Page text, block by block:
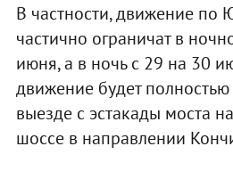
В частности, движение по
частично ограничат в
июня, а в ночь с 29 на 30
движение будет
выезде с эстакады моста
шоссе в направлении